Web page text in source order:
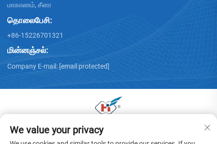
மாகாணம், சீனா
தொலைபேசி:
+86-15226701321
மின்னஞ்சல்:
Company E-mail: [email protected]
டொங்குவாங் ஹுவாயு கார்ட்டன் மெஷினரி கோ., லிமிடெட் இன் ©
We value your privacy